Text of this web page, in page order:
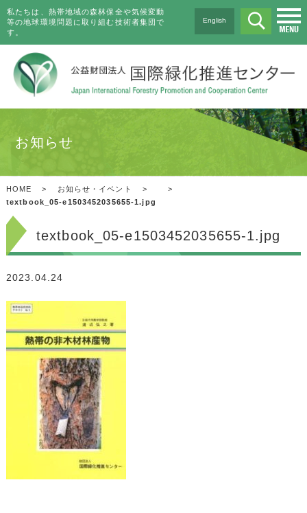
私たちは、熱帯地域の森林保全や気候変動
等の地球環境問題に取り組む技術者集団で
す。
English
お知らせ
HOME > お知らせ・イベント >
>
textbook_05-e1503452035655-1.jpg
textbook_05-e1503452035655-1.jpg
2023.04.24